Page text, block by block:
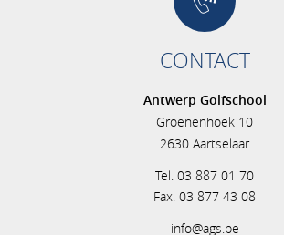
CONTACT
Antwerp Golfschool
Groenenhoek 10
2630 Aartselaar
Tel. 03 887 01 70
Fax. 03 877 43 08
info@ags.be